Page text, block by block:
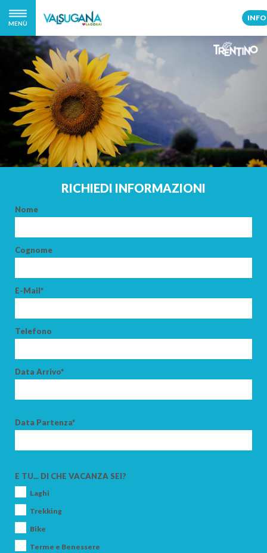
MENÙ
INFO
RICHIEDI INFORMAZIONI
Nome
Cognome
E-Mail*
Telefono
Data Arrivo*
Data Partenza*
E TU... DI CHE VACANZA SEI?
Laghi
Trekking
Bike
Terme e Benessere